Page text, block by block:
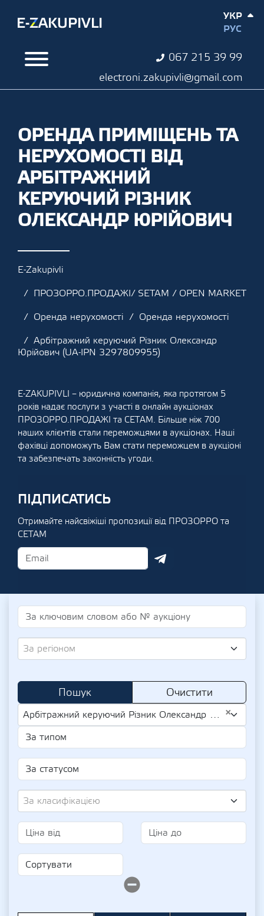
067 215 39 99
electroni.zakupivli@gmail.com
УКР
РУС
ОРЕНДА ПРИМІЩЕНЬ ТА
НЕРУХОМОСТІ ВІД
АРБІТРАЖНИЙ
КЕРУЮЧИЙ РІЗНИК
ОЛЕКСАНДР ЮРІЙОВИЧ
E-Zakupivli
ПРОЗОРРО.ПРОДАЖІ/ SETAM / OPEN MARKET
Оренда нерухомості
Оренда нерухомості
Арбітражний керуючий Різник Олександр
Юрійович (UA-IPN 3297809955)
E-ZAKUPIVLI – юридична компанія, яка протягом 5
років надає послуги з участі в онлайн аукціонах
ПРОЗОРРО.ПРОДАЖІ та СЕТАМ. Більше ніж 700
наших клієнтів стали переможцями в аукціонах. Наші
фахівці допоможуть Вам стати переможцем в аукціоні
та забезпечать законність угоди.
ПІДПИСАТИСЬ
Отримайте найсвіжіші пропозиції від ПРОЗОРРО та
СЕТАМ
За регіоном
Пошук Очистити
×
Арбітражний керуючий Різник Олександр Юрійович (UA-IPN 3297809955)
За класифікацією